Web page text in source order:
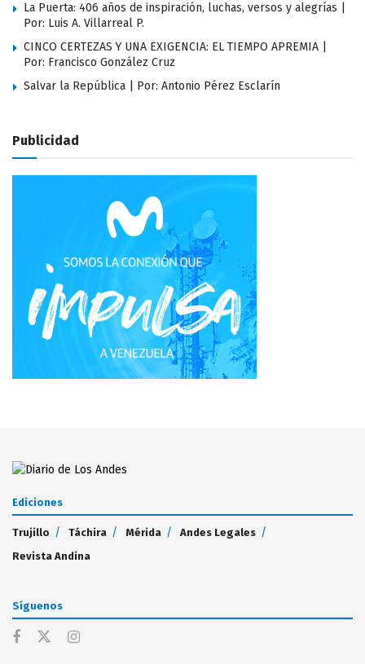
La Puerta: 406 años de inspiración, luchas, versos y alegrías |
Por: Luis A. Villarreal P.
CINCO CERTEZAS Y UNA EXIGENCIA: EL TIEMPO APREMIA |
Por: Francisco González Cruz
Salvar la República | Por: Antonio Pérez Esclarín
Publicidad
Ediciones
Trujillo Táchira Mérida
Andes Legales
Revista Andina
Síguenos